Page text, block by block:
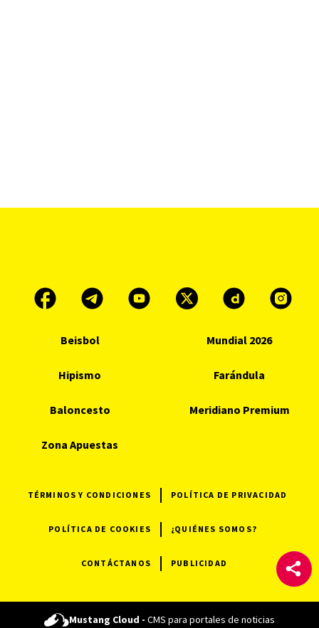
Beisbol Mundial 2026
Hipismo Farándula
Baloncesto Meridiano Premium
Zona Apuestas
TÉRMINOS Y CONDICIONES POLÍTICA DE PRIVACIDAD
POLÍTICA DE COOKIES ¿QUIÉNES SOMOS?
CONTÁCTANOS PUBLICIDAD
Mustang Cloud - CMS para portales de noticias